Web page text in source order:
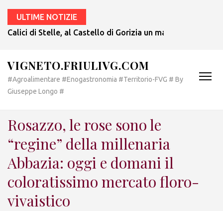
ULTIME NOTIZIE
Calici di Stelle, al Castello di Gorizia un magnifico
VIGNETO.FRIULIVG.COM
#Agroalimentare #Enogastronomia #Territorio-FVG # By
Giuseppe Longo #
Rosazzo, le rose sono le
“regine” della millenaria
Abbazia: oggi e domani il
coloratissimo mercato floro-
vivaistico